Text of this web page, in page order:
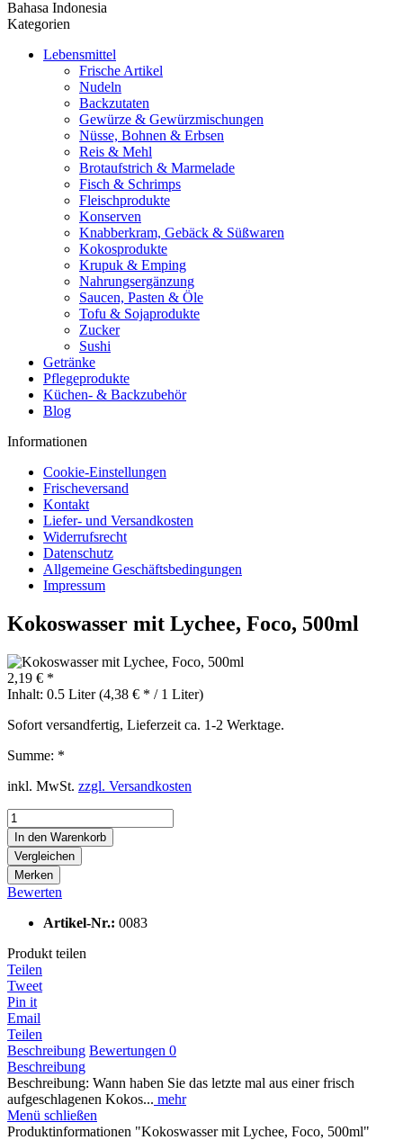
Bahasa Indonesia
Kategorien
Lebensmittel
Frische Artikel
Nudeln
Backzutaten
Gewürze & Gewürzmischungen
Nüsse, Bohnen & Erbsen
Reis & Mehl
Brotaufstrich & Marmelade
Fisch & Schrimps
Fleischprodukte
Konserven
Knabberkram, Gebäck & Süßwaren
Kokosprodukte
Krupuk & Emping
Nahrungsergänzung
Saucen, Pasten & Öle
Tofu & Sojaprodukte
Zucker
Sushi
Getränke
Pflegeprodukte
Küchen- & Backzubehör
Blog
Informationen
Cookie-Einstellungen
Frischeversand
Kontakt
Liefer- und Versandkosten
Widerrufsrecht
Datenschutz
Allgemeine Geschäftsbedingungen
Impressum
Kokoswasser mit Lychee, Foco, 500ml
2,19 € *
Inhalt: 0.5 Liter (4,38 € * / 1 Liter)
Sofort versandfertig, Lieferzeit ca. 1-2 Werktage.
Summe: *
inkl. MwSt. zzgl. Versandkosten
In den Warenkorb
Vergleichen
Merken
Bewerten
Artikel-Nr.: 0083
Produkt teilen
Teilen
Tweet
Pin it
Email
Teilen
Beschreibung Bewertungen 0
Beschreibung
Beschreibung: Wann haben Sie das letzte mal aus einer frisch
aufgeschlagenen Kokos... mehr
Menü schließen
Produktinformationen "Kokoswasser mit Lychee, Foco, 500ml"